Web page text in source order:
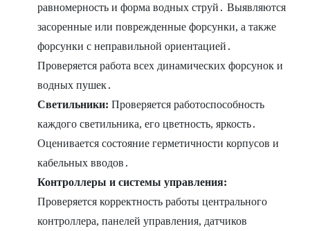
равномерность и форма водных струй․ Выявляются
засоренные или поврежденные форсунки, а также
форсунки с неправильной ориентацией․
Проверяется работа всех динамических форсунок и
водных пушек․
Светильники: Проверяется работоспособность
каждого светильника, его цветность, яркость․
Оценивается состояние герметичности корпусов и
кабельных вводов․
Контроллеры и системы управления:
Проверяется корректность работы центрального
контроллера, панелей управления, датчиков